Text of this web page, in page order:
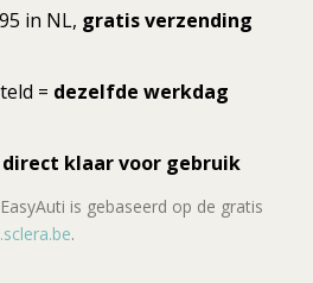
in NL, gratis verzending
= dezelfde werkdag
direct klaar voor gebruik
is gebaseerd op de gratis
.